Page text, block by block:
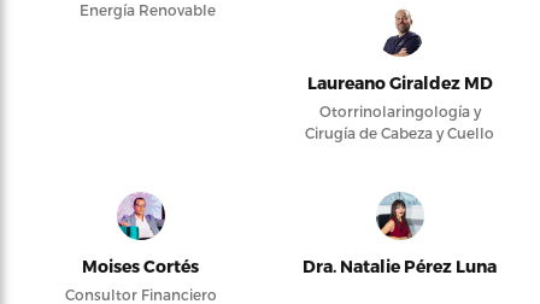
Energía Renovable
Laureano Giraldez MD
Otorrinolaringología y
Cirugía de Cabeza y Cuello
Moises Cortés
Consultor Financiero
Dra. Natalie Pérez Luna